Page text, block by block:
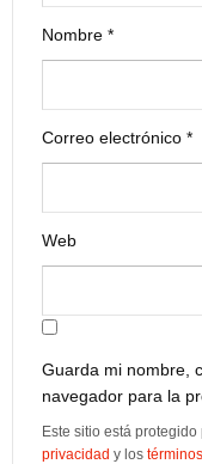
Nombre *
Correo electrónico *
Web
Guarda mi nombre,
navegador para la
Este sitio está
privacidad y los